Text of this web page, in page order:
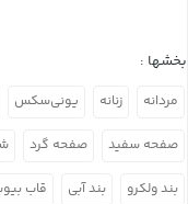
بخشها :
مردانه زنانه یونی‌سکس
صفحه سفید صفحه گرد
بند ولکرو بند آبی قاب